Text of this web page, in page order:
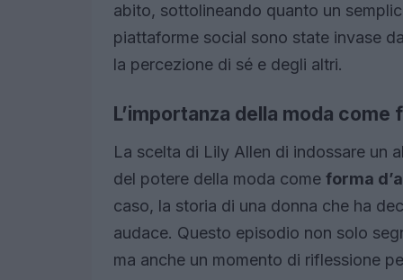
abito, sottolineando quanto un
piattaforme social sono state invase
la percezione di sé e degli altri.
L’importanza della moda come
La scelta di Lily Allen di indossare un
del potere della moda come forma
caso, la storia di una donna che ha
audace. Questo episodio non solo
ma anche un momento di riflessione